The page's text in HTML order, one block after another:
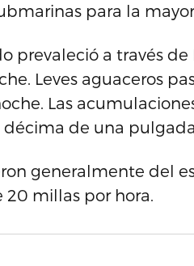
para la
prevaleció a través de
Leves aguaceros
Las
de una
generalmente del
20 millas por hora.